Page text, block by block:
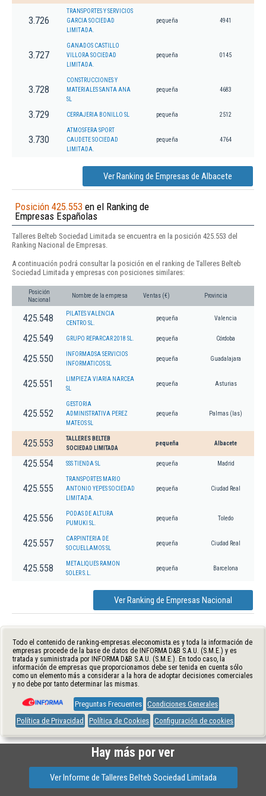
3.726
TRANSPORTES Y SERVICIOS
GARCIA SOCIEDAD
LIMITADA.
pequeña 4941
3.727
GANADOS CASTILLO
VILLORA SOCIEDAD
LIMITADA.
pequeña 0145
3.728
CONSTRUCCIONES Y
MATERIALES SANTA ANA
SL
pequeña 4683
3.729 CERRAJERIA BONILLO SL pequeña 2512
3.730
ATMOSFERA SPORT
CAUDETE SOCIEDAD
LIMITADA.
pequeña 4764
Ver Ranking de Empresas de Albacete
Posición 425.553 en el Ranking de
Empresas Españolas
Talleres Belteb Sociedad Limitada se encuentra en la posición 425.553 del
Ranking Nacional de Empresas.
A continuación podrá consultar la posición en el ranking de Talleres Belteb
Sociedad Limitada y empresas con posiciones similares:
Posición
Nacional
Nombre de la empresa Ventas (€) Provincia
425.548
PILATES VALENCIA
CENTRO SL.
pequeña Valencia
425.549 GRUPO REPARCAR 2018 SL. pequeña Córdoba
425.550
INFORMADSA SERVICIOS
INFORMATICOS SL
pequeña Guadalajara
425.551
LIMPIEZA VIARIA NARCEA
SL
pequeña Asturias
425.552
GESTORIA
ADMINISTRATIVA PEREZ
MATEOS SL
pequeña Palmas (las)
425.553
TALLERES BELTEB
SOCIEDAD LIMITADA
pequeña Albacete
425.554 SSS TIENDA SL pequeña Madrid
425.555
TRANSPORTES MARIO
ANTONIO YEPES SOCIEDAD
LIMITADA.
pequeña Ciudad Real
425.556
PODAS DE ALTURA
PUMUKI SL.
pequeña Toledo
425.557
CARPINTERIA DE
SOCUELLAMOS SL
pequeña Ciudad Real
425.558
METALIQUES RAMON
SOLER S.L.
pequeña Barcelona
Ver Ranking de Empresas Nacional
Todo el contenido de ranking-empresas.eleconomista.es y toda la información de
empresas procede de la base de datos de INFORMA D&B S.A.U. (S.M.E.) y es
tratada y suministrada por INFORMA D&B S.A.U. (S.M.E.). En todo caso, la
información de empresas que proporcionamos debe ser tenida en cuenta sólo
como un elemento más a considerar a la hora de adoptar decisiones comerciales
y no debe por tanto determinar las mismas.
Preguntas Frecuentes Condiciones Generales
Política de Privacidad
Política de Cookies Configuración de cookies
Hay más por ver
Ver Informe de Talleres Belteb Sociedad Limitada